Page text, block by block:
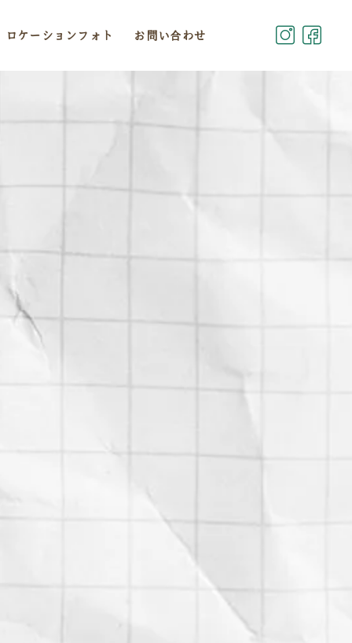
ロケーションフォト お問い合わせ